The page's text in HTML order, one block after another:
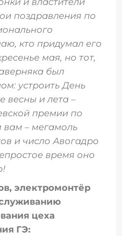
поздравления по
кто придумал его
мая, но тот,
был
устроить День
весны и лета –
премии по
вам – мегамоль
и число Авогадро
время оно
электромонтёр
цеха
ГЭ: